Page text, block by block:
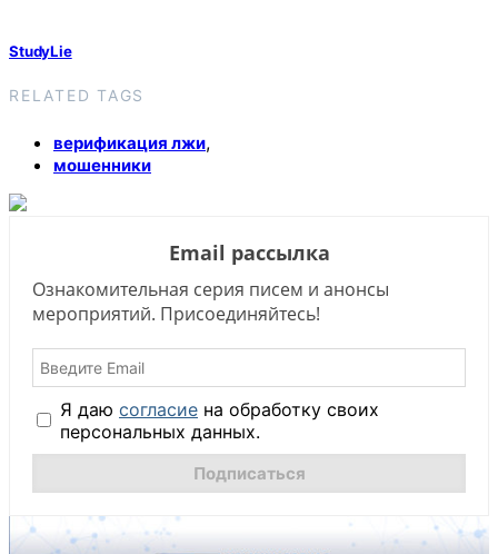
StudyLie
RELATED TAGS
верификация лжи,
мошенники
Email рассылка
Ознакомительная серия писем и анонсы
мероприятий. Присоединяйтесь!
Я даю согласие на обработку своих
персональных данных.